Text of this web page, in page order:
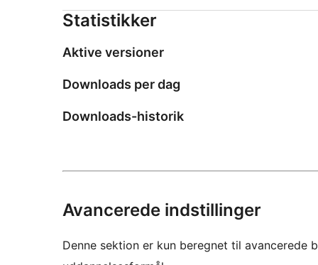
Statistikker
Aktive versioner
Downloads per dag
Downloads-historik
Avancerede indstillinger
Denne sektion er kun beregnet til